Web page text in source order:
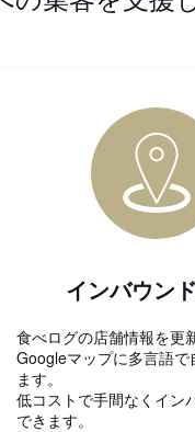
インバウン
食べログの店舗情報を更
Googleマップに多言語で
ます。
低コストで手間なくイン
できます。